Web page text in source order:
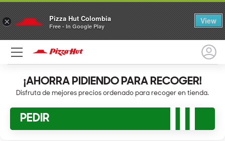
× Pizza Hut Colombia
Free - In Google Play
View
¡AHORRA PIDIENDO PARA RECOGER!
Disfruta de mejores precios ordenado para recoger en tienda.
PEDIR